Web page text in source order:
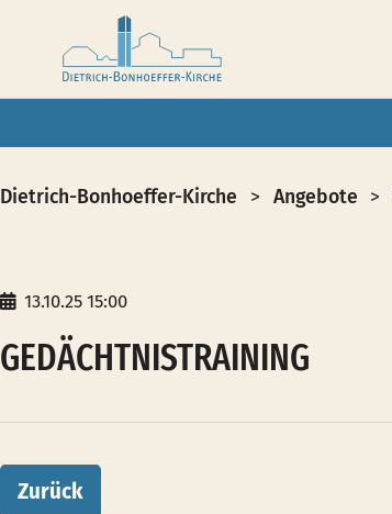
Dietrich-Bonhoeffer-Kirche Angebote
13.10.25 15:00
GEDÄCHTNISTRAINING
Zurück